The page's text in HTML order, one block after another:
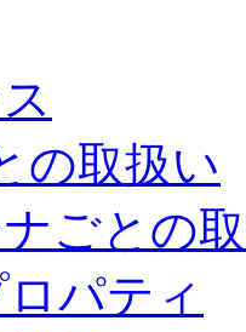
の取扱い
ごとの
パティ